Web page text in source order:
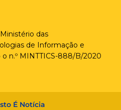
das
de Informação e
n.º MINTTICS-888/B/2020
É Notícia